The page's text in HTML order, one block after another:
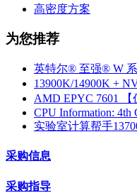
高密度方案
为您推荐
英特尔® 至强® W
13900K/14900K +
AMD EPYC 7601 【
CPU Information: 4th
实验室计算帮手
采购信息
采购指导